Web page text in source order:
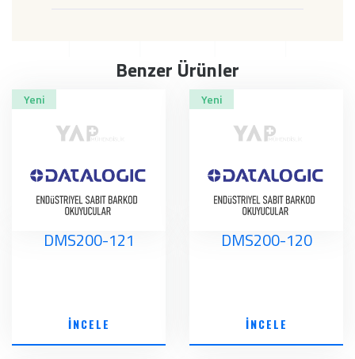
Benzer Ürünler
Yeni
DMS200-121
İNCELE
Yeni
DMS200-120
İNCELE